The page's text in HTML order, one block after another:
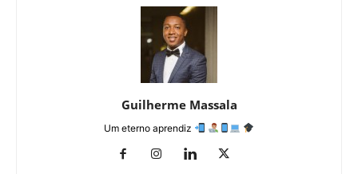
Guilherme Massala
Um eterno aprendiz